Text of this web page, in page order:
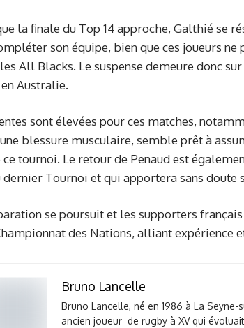
la finale du Top 14 approche, Galthié se
son équipe, bien que ces joueurs
All Blacks. Le suspense demeure donc
Australie.
sont élevées pour ces matches,
blessure musculaire, semble prêt à
tournoi. Le retour de Penaud est
dernier Tournoi et qui apportera sans doute
se poursuit et les supporters
des Nations, alliant expérience
Bruno Lancelle
Bruno Lancelle, né en 1986 à La Seyne-
ancien joueur de rugby à XV qui